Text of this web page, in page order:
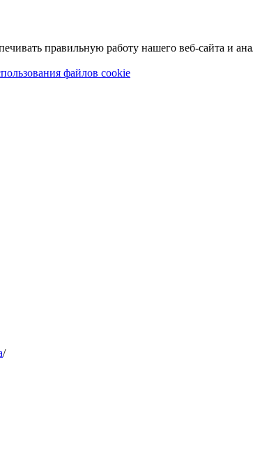
правильную работу нашего веб-сайта и
файлов cookie
/